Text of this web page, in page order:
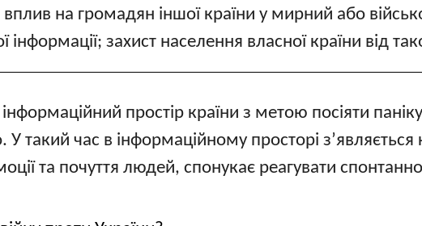
на громадян іншої країни у мирний або
захист населення власної країни від
простір країни з метою посіяти
У такий час в інформаційному просторі
та почуття людей, спонукає реагувати